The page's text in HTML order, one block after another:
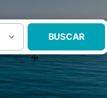
BUSCAR